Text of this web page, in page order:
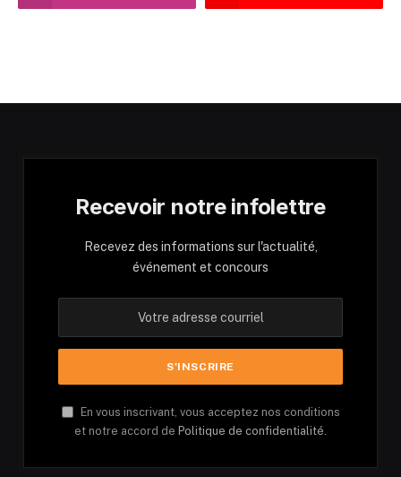
Recevoir notre infolettre
Recevez des informations sur l'actualité,
événement et concours
En vous inscrivant, vous acceptez nos conditions
et notre accord de Politique de confidentialité.